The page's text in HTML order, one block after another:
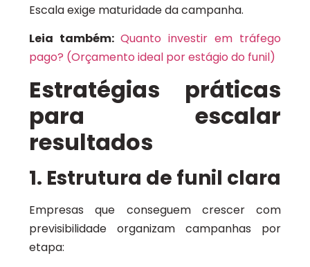
Escala exige maturidade da campanha.
Leia também: Quanto investir em tráfego
pago? (Orçamento ideal por estágio do funil)
Estratégias práticas
para escalar
resultados
1. Estrutura de funil clara
Empresas que conseguem crescer com
previsibilidade organizam campanhas por
etapa: